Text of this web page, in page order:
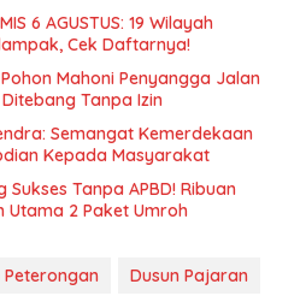
6 AGUSTUS: 19 Wilayah
Cek Daftarnya!
Mahoni Penyangga Jalan
Tanpa Izin
Semangat Kemerdekaan
Kepada Masyarakat
Tanpa APBD! Ribuan
Utama 2 Paket Umroh
Peterongan Dusun Pajaran